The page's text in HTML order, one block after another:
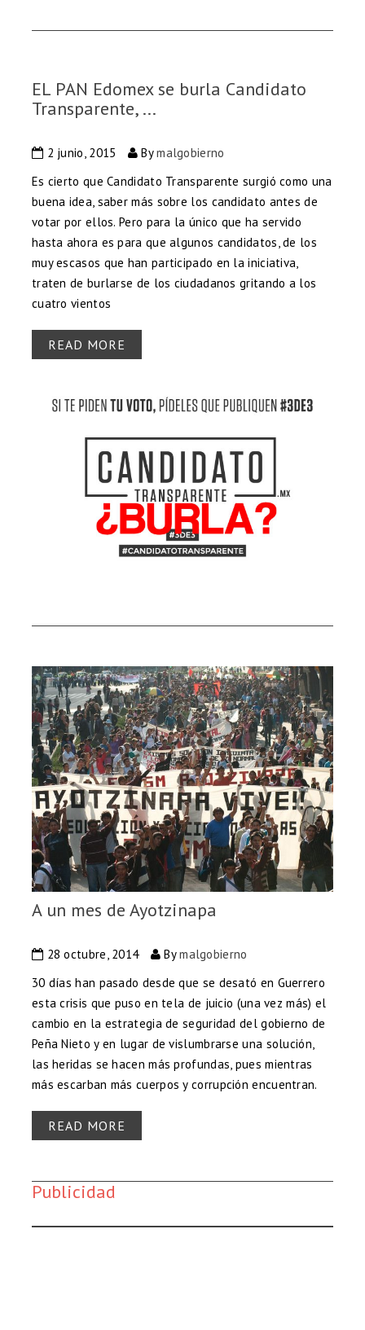
EL PAN Edomex se burla Candidato
Transparente, ...
2 junio, 2015 Bymalgobierno
Es cierto que Candidato Transparente surgió como una
buena idea, saber más sobre los candidato antes de
votar por ellos. Pero para la único que ha servido
hasta ahora es para que algunos candidatos, de los
muy escasos que han participado en la iniciativa,
traten de burlarse de los ciudadanos gritando a los
cuatro vientos
READ MORE
A un mes de Ayotzinapa
28 octubre, 2014 Bymalgobierno
30 días han pasado desde que se desató en Guerrero
esta crisis que puso en tela de juicio (una vez más) el
cambio en la estrategia de seguridad del gobierno de
Peña Nieto y en lugar de vislumbrarse una solución,
las heridas se hacen más profundas, pues mientras
más escarban más cuerpos y corrupción encuentran.
READ MORE
Publicidad